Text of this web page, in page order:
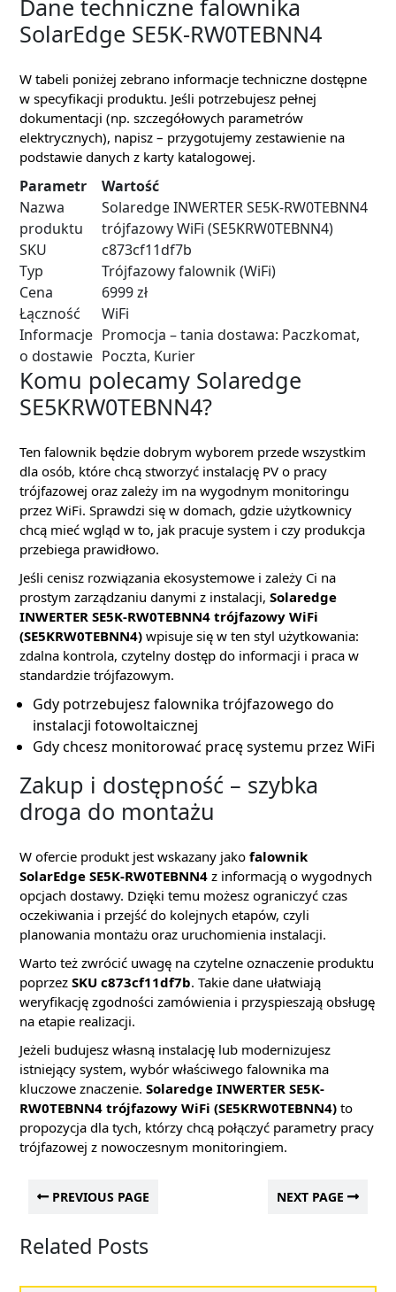
Dane techniczne falownika
SolarEdge SE5K-RW0TEBNN4
W tabeli poniżej zebrano informacje techniczne dostępne
w specyfikacji produktu. Jeśli potrzebujesz pełnej
dokumentacji (np. szczegółowych parametrów
elektrycznych), napisz – przygotujemy zestawienie na
podstawie danych z karty katalogowej.
Parametr
Wartość
Nazwa
produktu
Solaredge INWERTER SE5K-RW0TEBNN4
trójfazowy WiFi (SE5KRW0TEBNN4)
SKU
c873cf11df7b
Typ
Trójfazowy falownik (WiFi)
Cena
6999 zł
Łączność
WiFi
Informacje
o dostawie
Promocja – tania dostawa: Paczkomat,
Poczta, Kurier
Komu polecamy Solaredge
SE5KRW0TEBNN4?
Ten falownik będzie dobrym wyborem przede wszystkim
dla osób, które chcą stworzyć instalację PV o pracy
trójfazowej oraz zależy im na wygodnym monitoringu
przez WiFi. Sprawdzi się w domach, gdzie użytkownicy
chcą mieć wgląd w to, jak pracuje system i czy produkcja
przebiega prawidłowo.
Jeśli cenisz rozwiązania ekosystemowe i zależy Ci na
prostym zarządzaniu danymi z instalacji, Solaredge
INWERTER SE5K-RW0TEBNN4 trójfazowy WiFi
(SE5KRW0TEBNN4) wpisuje się w ten styl użytkowania:
zdalna kontrola, czytelny dostęp do informacji i praca w
standardzie trójfazowym.
Gdy potrzebujesz falownika trójfazowego do
instalacji fotowoltaicznej
Gdy chcesz monitorować pracę systemu przez WiFi
Zakup i dostępność – szybka
droga do montażu
W ofercie produkt jest wskazany jako falownik
SolarEdge SE5K-RW0TEBNN4 z informacją o wygodnych
opcjach dostawy. Dzięki temu możesz ograniczyć czas
oczekiwania i przejść do kolejnych etapów, czyli
planowania montażu oraz uruchomienia instalacji.
Warto też zwrócić uwagę na czytelne oznaczenie produktu
poprzez SKU c873cf11df7b. Takie dane ułatwiają
weryfikację zgodności zamówienia i przyspieszają obsługę
na etapie realizacji.
Jeżeli budujesz własną instalację lub modernizujesz
istniejący system, wybór właściwego falownika ma
kluczowe znaczenie. Solaredge INWERTER SE5K-
RW0TEBNN4 trójfazowy WiFi (SE5KRW0TEBNN4) to
propozycja dla tych, którzy chcą połączyć parametry pracy
trójfazowej z nowoczesnym monitoringiem.
PREVIOUS PAGE NEXT PAGE
Related Posts